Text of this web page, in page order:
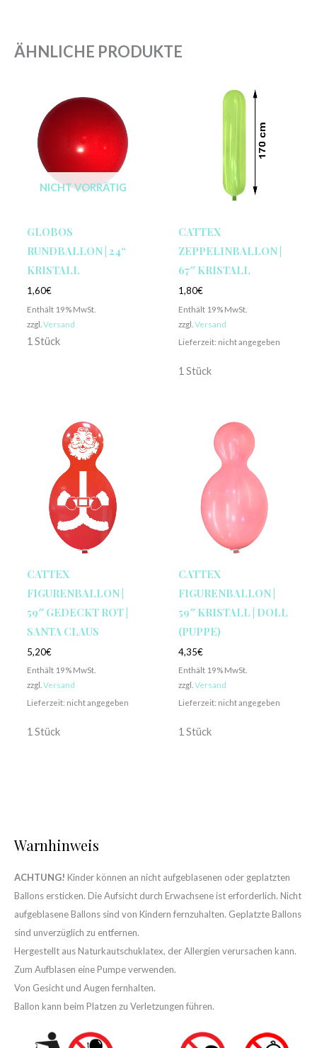
ÄHNLICHE PRODUKTE
NICHT VORRÄTIG
GLOBOS
RUNDBALLON | 24“
KRISTALL
1,60€
Enthält 19% MwSt.
zzgl. Versand
1 Stück
CATTEX
ZEPPELINBALLON |
67″ KRISTALL
1,80€
Enthält 19% MwSt.
zzgl. Versand
Lieferzeit: nicht angegeben
1 Stück
CATTEX
FIGURENBALLON |
59″ GEDECKT ROT |
SANTA CLAUS
5,20€
Enthält 19% MwSt.
zzgl. Versand
Lieferzeit: nicht angegeben
1 Stück
CATTEX
FIGURENBALLON |
59″ KRISTALL | DOLL
(PUPPE)
4,35€
Enthält 19% MwSt.
zzgl. Versand
Lieferzeit: nicht angegeben
1 Stück
Warnhinweis
ACHTUNG! Kinder können an nicht aufgeblasenen oder geplatzten
Ballons ersticken. Die Aufsicht durch Erwachsene ist erforderlich. Nicht
aufgeblasene Ballons sind von Kindern fernzuhalten. Geplatzte Ballons
sind unverzüglich zu entfernen.
Hergestellt aus Naturkautschuklatex, der Allergien verursachen kann.
Zum Aufblasen eine Pumpe verwenden.
Von Gesicht und Augen fernhalten.
Ballon kann beim Platzen zu Verletzungen führen.